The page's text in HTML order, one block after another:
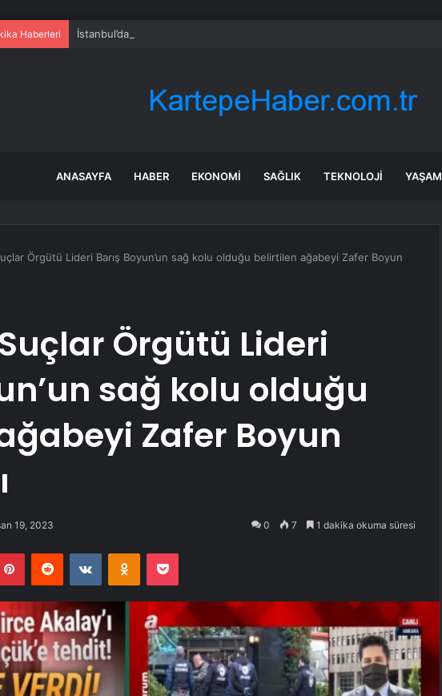
Haberleri İstanbul’da sır ölüm: 37 yaşındaki kadın savcının evinde ölü bulundu!
ANASAYFA HABER EKONOMI SAĞLIK TEKNOLOJI YAŞAM
Örgütü Lideri Barış Boyun’un sağ kolu olduğu belirtilen ağabeyi Zafer Boyun
Örgütü Lideri
sağ kolu olduğu
Zafer Boyun
19, 2023 0 7 1 dakika okuma süresi
PinterestReddit VKontakteOdnoklassniki
Pocket